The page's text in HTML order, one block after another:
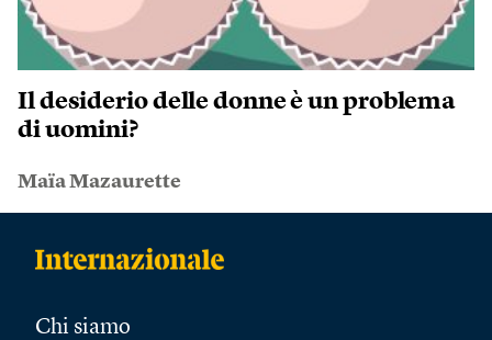
Il desiderio delle donne è un problema
di uomini?
Maïa Mazaurette
Chi siamo